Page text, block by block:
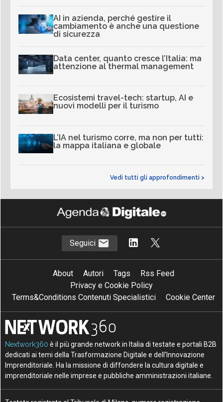
AI in azienda, perché gestire il
cambiamento è anche una questione
di sicurezza
Data center, quanto cresce l’Italia: ma
attenzione al thermal management
Ecosistemi travel-tech: startup, AI e
nuovi modelli per il turismo
L’IA nel turismo corre, ma non per tutti:
la mappa italiana e globale
Vedi tutti gli approfondimenti >
Seguici
About Autori Tags
Rss Feed
Privacy e Cookie Policy
Terms&Conditions Contenuti Specialistici
Cookie Center
Nextwork360 è il più grande network in Italia di testate e portali B2B
dedicati ai temi della Trasformazione Digitale e dell’Innovazione
Imprenditoriale. Ha la missione di diffondere la cultura digitale e
imprenditoriale nelle imprese e pubbliche amministrazioni italiane.